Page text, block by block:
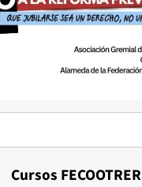
Cursos FECOOTRER